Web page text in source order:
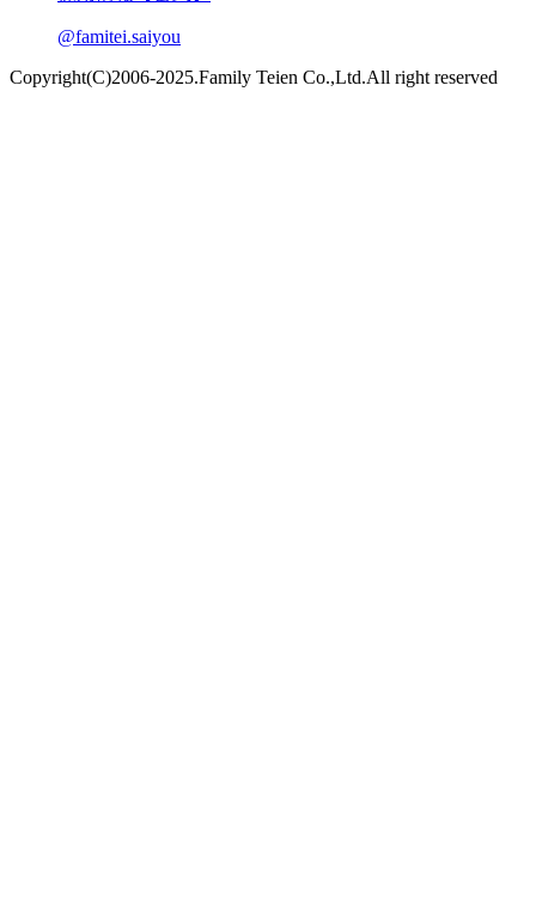
@famitei.saiyou
Copyright(C)2006-2025.Family Teien Co.,Ltd.All right reserved